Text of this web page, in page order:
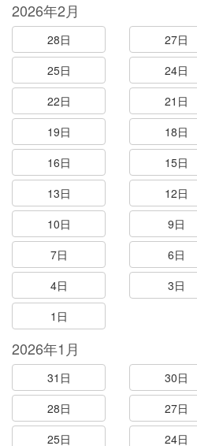
2026年2月
28日 27日
25日
24日
22日
21日
19日
18日
16日
15日
13日
12日
10日
9日
7日
6日
4日
3日
1日
2026年1月
31日 30日
28日
27日
25日
24日